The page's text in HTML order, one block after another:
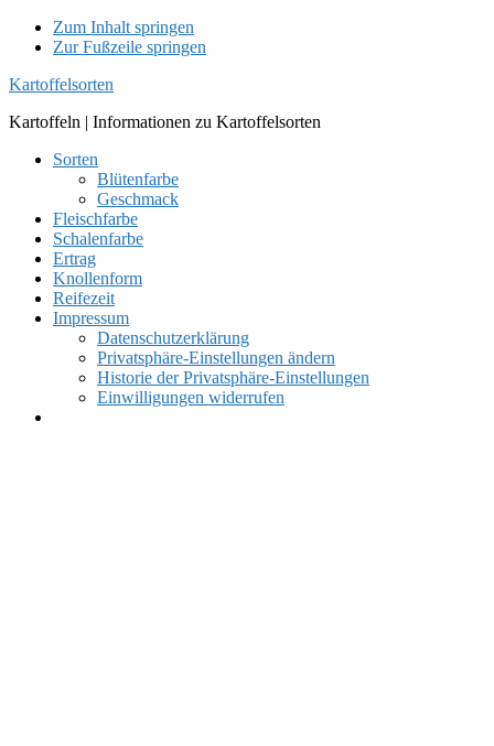
Zum Inhalt springen
Zur Fußzeile springen
Kartoffelsorten
Kartoffeln | Informationen zu Kartoffelsorten
Sorten
Blütenfarbe
Geschmack
Fleischfarbe
Schalenfarbe
Ertrag
Knollenform
Reifezeit
Impressum
Datenschutzerklärung
Privatsphäre-Einstellungen ändern
Historie der Privatsphäre-Einstellungen
Einwilligungen widerrufen